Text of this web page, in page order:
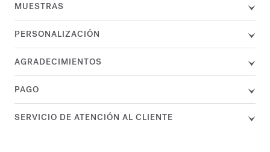
MUESTRAS
PERSONALIZACIÓN
AGRADECIMIENTOS
PAGO
SERVICIO DE ATENCIÓN AL CLIENTE